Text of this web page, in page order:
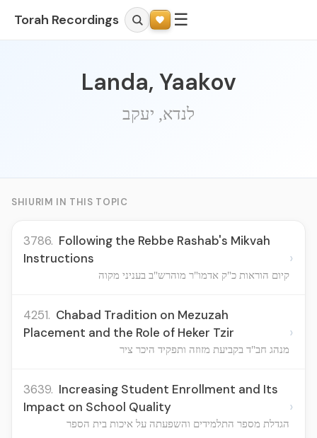
Torah Recordings ☰
Landa, Yaakov
לנדא, יעקב
SHIURIM IN THIS TOPIC
3786. Following the Rebbe Rashab's Mikvah
Instructions
קיום הוראות כ"ק אדמו"ר מוהרש"ב בעניני מקוה
›
4251. Chabad Tradition on Mezuzah
Placement and the Role of Heker Tzir
מנהג חב"ד בקביעת מזוזה ותפקיד היכר ציר
›
3639. Increasing Student Enrollment and Its
Impact on School Quality
הגדלת מספר התלמידים והשפעתה על איכות בית הספר
›